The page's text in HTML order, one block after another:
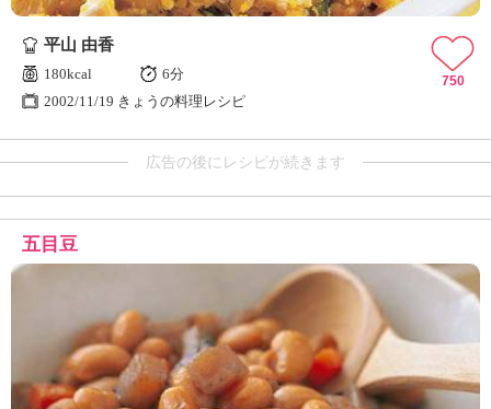
平山 由香
180kcal
6分
2002/11/19 きょうの料理レシピ
750
広告の後にレシピが続きます
五目豆